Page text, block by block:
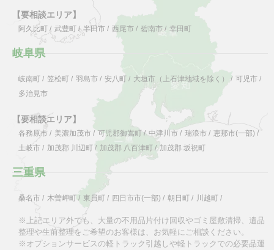
【要相談エリア】
阿久比町 / 武豊町 / 半田市 / 西尾市 / 碧南市 / 幸田町
岐阜県
岐南町 / 笠松町 / 羽島市 / 安八町 / 大垣市（上石津地域を除く） / 可児市 /
多治見市
【要相談エリア】
各務原市 / 美濃加茂市 / 可児郡御嵩町/ 中津川市 / 瑞浪市 / 恵那市(一部) /
土岐市 / 加茂郡 川辺町 / 加茂郡 八百津町 / 加茂郡 坂祝町
三重県
桑名市 / 木曽岬町/ 東員町 / 四日市市(一部) / 朝日町 / 川越町 /
※上記エリア外でも、大量の不用品片付け回収やゴミ屋敷清掃、遺品
整理や生前整理をご希望のお客様は、お気軽にご相談ください。
※オプションサービスの軽トラック引越しや軽トラックでの必要品運